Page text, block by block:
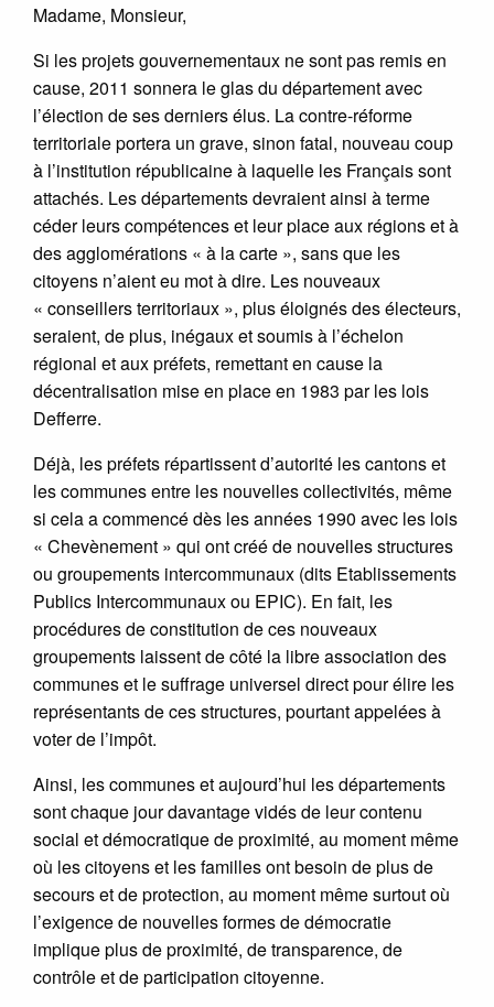
Madame, Monsieur,
Si les projets gouvernementaux ne sont pas remis en
cause, 2011 sonnera le glas du département avec
l’élection de ses derniers élus. La contre-réforme
territoriale portera un grave, sinon fatal, nouveau coup
à l’institution républicaine à laquelle les Français sont
attachés. Les départements devraient ainsi à terme
céder leurs compétences et leur place aux régions et à
des agglomérations « à la carte », sans que les
citoyens n’aient eu mot à dire. Les nouveaux
« conseillers territoriaux », plus éloignés des électeurs,
seraient, de plus, inégaux et soumis à l’échelon
régional et aux préfets, remettant en cause la
décentralisation mise en place en 1983 par les lois
Defferre.
Déjà, les préfets répartissent d’autorité les cantons et
les communes entre les nouvelles collectivités, même
si cela a commencé dès les années 1990 avec les lois
« Chevènement » qui ont créé de nouvelles structures
ou groupements intercommunaux (dits Etablissements
Publics Intercommunaux ou EPIC). En fait, les
procédures de constitution de ces nouveaux
groupements laissent de côté la libre association des
communes et le suffrage universel direct pour élire les
représentants de ces structures, pourtant appelées à
voter de l’impôt.
Ainsi, les communes et aujourd’hui les départements
sont chaque jour davantage vidés de leur contenu
social et démocratique de proximité, au moment même
où les citoyens et les familles ont besoin de plus de
secours et de protection, au moment même surtout où
l’exigence de nouvelles formes de démocratie
implique plus de proximité, de transparence, de
contrôle et de participation citoyenne.